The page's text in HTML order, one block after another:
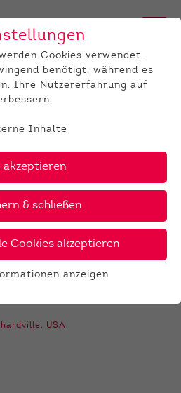
RED HOLSTEIN
›
25 €
USA
Cookies verwendet.
benötigt, während es
Ihre Nutzererfahrung auf
Inhalte
akzeptieren
& schließen
Cookies akzeptieren
benötigt. Dadurch ist
Webseite einwandfrei
anzeigen